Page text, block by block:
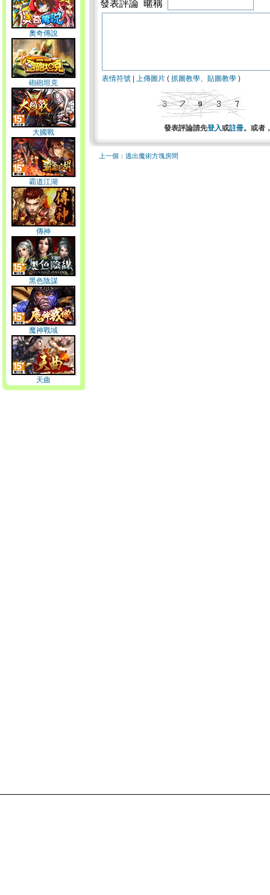
奧奇傳說
砲砲坦克
大國戰
霸道江湖
傳神
黑色陰謀
魔神戰域
天曲
發表評論 暱稱
表情符號 上傳圖片 ( 抓圖教學、 貼圖教學 )
發表評論請先登入或註冊。或者
上一個：逃出魔術方塊房間